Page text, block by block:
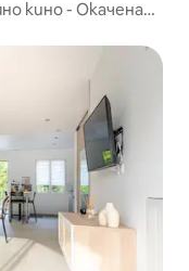
кино - Окачена